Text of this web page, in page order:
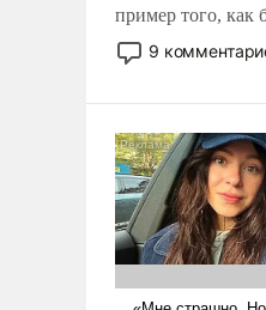
пример того, как
двигаемся по пути
революционных
псевдонаучной
стало всерьез
идеей.
9